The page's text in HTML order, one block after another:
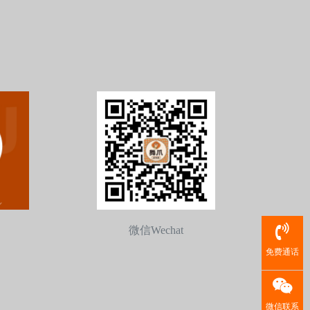
微信Wechat
免费通话
微信联系